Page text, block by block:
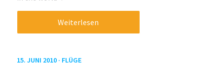
Weiterlesen
15. JUNI 2010 · FLÜGE